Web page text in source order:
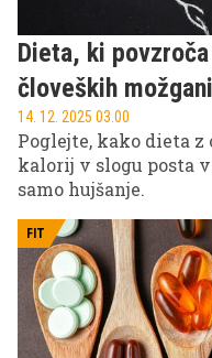
Dieta, ki
človeških
14. 12. 2025 03.00
Poglejte, kako dieta z
kalorij v slogu posta
samo hujšanje.
FIT